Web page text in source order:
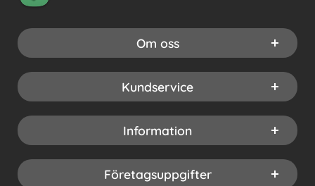
Om oss
Kundservice
Information
Företagsuppgifter